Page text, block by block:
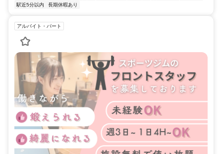
駅近5分以内
長期休暇あり
アルバイト・パート